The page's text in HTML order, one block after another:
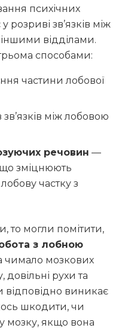
психічних
розриві зв’язків між
відділами.
способами:
частини лобової
між лобовою
речовин —
зміцнюють
частку з
то могли помітити,
з лобною
чимало мозкових
рухи та
відповідно виникає
шкодити, чи
мозку, якщо вона